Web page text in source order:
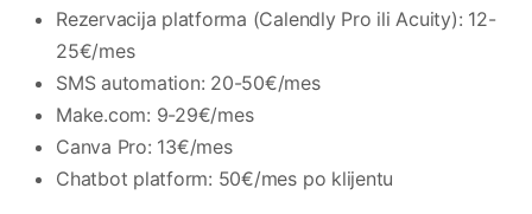
Rezervacija platforma (Calendly Pro ili Acuity): 12-
25€/mes
SMS automation: 20-50€/mes
Make.com: 9-29€/mes
Canva Pro: 13€/mes
Chatbot platform: 50€/mes po klijentu